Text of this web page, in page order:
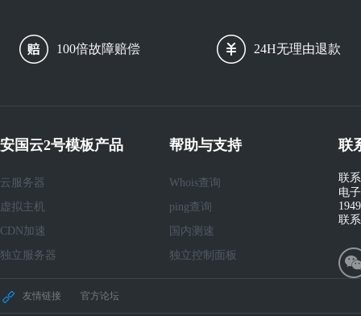
100倍故障赔偿 24H无理由退款
安国云2号模板产品
云服务器
虚拟主机
CDN加速
独立服务器
帮助与支持
Whois查询
ping查询
国内测速
独立控制面板
联
联
电
联
友情链接 官方论坛